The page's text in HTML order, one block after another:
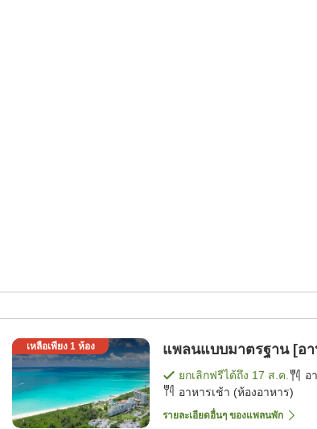
เหลือเพียง 1ห้อง แพลนแบบมาตรฐาน [อา
ยกเลิกฟรีได้ถึง 17 ส.ค. อ
อาหารเช้า (ห้องอาหาร)
รายละเอียดอื่นๆ ของแพลนพัก